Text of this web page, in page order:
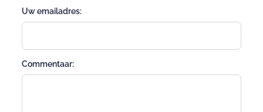
Uw emailadres:
Commentaar: